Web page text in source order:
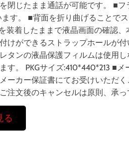
閉じたまま通話が可能です。 ■
ます。 ■背面を折り曲げることで
装着したままで液晶画面の確認
けができるストラップホールが
タンの液晶保護フィルムは使用
す。 PKGサイズ:410*440*213 ■
ーカー保証書にてお受けいただ
注文後のキャンセルは原則、承
る